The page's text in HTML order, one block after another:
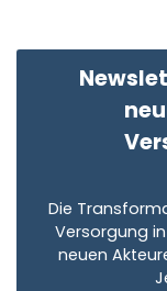
Die
Versorgung
neuen